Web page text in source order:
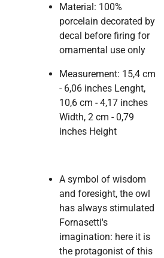
Material: 100%
porcelain decorated by
decal before firing for
ornamental use only
Measurement: 15,4 cm
- 6,06 inches Lenght,
10,6 cm - 4,17 inches
Width, 2 cm - 0,79
inches Height
A symbol of wisdom
and foresight, the owl
has always stimulated
Fornasetti's
imagination: here it is
the protagonist of this